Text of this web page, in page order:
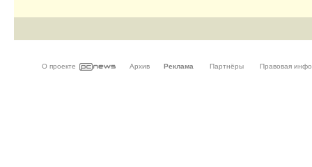
О проекте Архив Реклама Партнёры Правовая